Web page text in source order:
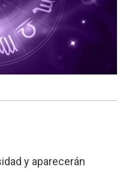
y aparecerán